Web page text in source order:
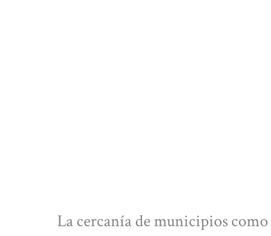
La cercanía de municipios como